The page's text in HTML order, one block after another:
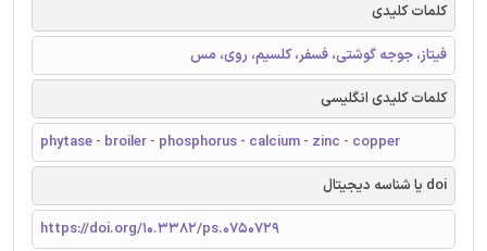
کلمات کلیدی
فیتاز، جوجه گوشتی، فسفر، کلسیم، روی، مس
کلمات کلیدی انگلیسی
phytase - broiler - phosphorus - calcium - zinc - copper
doi یا شناسه دیجیتال
https://doi.org/10.3382/ps.0750729